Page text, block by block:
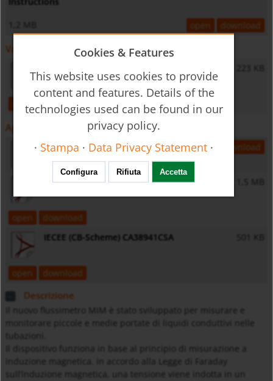
open download
Varie
223 KB
open download
Approvazioni
2025F235-31 CPA 2,5 MB open download
cCSAus (ORDLOC) 80190658
open
download
IECEE (CB-Scheme) CA38941CSA
open download
Descrizione
Il nuovo flussimetro MIM è stato sviluppato per misurare e
monitorare piccole e medie portate di liquidi conduttivi nelle
Il dispositivo funziona in base al principio di misurazione a
induzione magnetica. In accordo alla Legge di Faraday
sull’induzione magnetica, una tensione viene indotta in un
Cookies & Features
This website uses cookies to provide
content and features. Details of the
technologies used can be found in our
privacy policy.
· Stampa · Data Privacy Statement ·
Configura Rifiuta Accetta